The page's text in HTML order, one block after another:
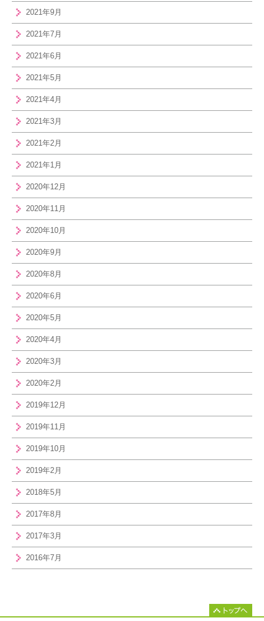
2021年9月
2021年7月
2021年6月
2021年5月
2021年4月
2021年3月
2021年2月
2021年1月
2020年12月
2020年11月
2020年10月
2020年9月
2020年8月
2020年6月
2020年5月
2020年4月
2020年3月
2020年2月
2019年12月
2019年11月
2019年10月
2019年2月
2018年5月
2017年8月
2017年3月
2016年7月